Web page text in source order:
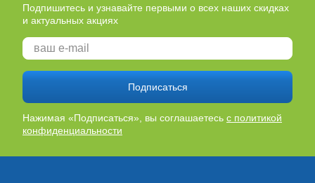
Подпишитесь и узнавайте первыми о всех наших скидках
и актуальных акциях
Подписаться
Нажимая «Подписаться», вы соглашаетесь с политикой
конфиденциальности